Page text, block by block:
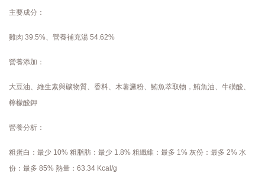
主要成分：
雞肉 39.5%、營養補充湯 54.62%
營養添加：
大豆油、維生素與礦物質、香料、木薯澱粉、鮪魚萃取物，鮪魚油、牛磺酸、
檸檬酸鉀
營養分析：
粗蛋白：最少 10% 粗脂肪：最少 1.8% 粗纖維：最多 1% 灰份：最多 2% 水
份：最多 85% 熱量：63.34 Kcal/g